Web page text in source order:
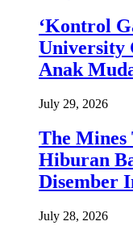
‘Kontrol
University
Anak
July 29, 2026
The
Hiburan
Disember
July 28, 2026